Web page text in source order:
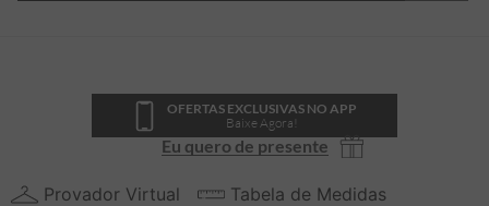
OFERTAS EXCLUSIVAS NO APP
Baixe Agora!
Eu quero de presente
Provador Virtual Tabela de Medidas